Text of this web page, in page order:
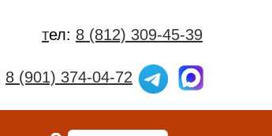
тел: 8 (812) 309-45-39
8 (901) 374-04-72